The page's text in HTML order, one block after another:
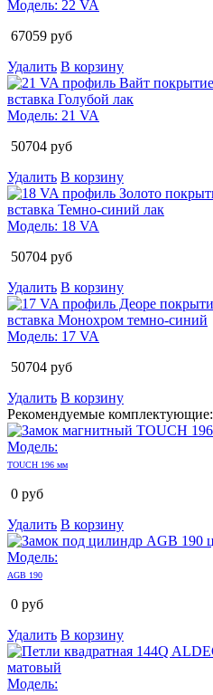
Модель: 22 VA
67059 руб
Удалить В корзину
Модель: 21 VA
50704 руб
Удалить В корзину
Модель: 18 VA
50704 руб
Удалить В корзину
Модель: 17 VA
50704 руб
Удалить В корзину
Рекомендуемые комплектующие:
Модель:
TOUCH 196 мм
0 руб
Удалить В корзину
Модель:
AGB 190
0 руб
Удалить В корзину
Модель: